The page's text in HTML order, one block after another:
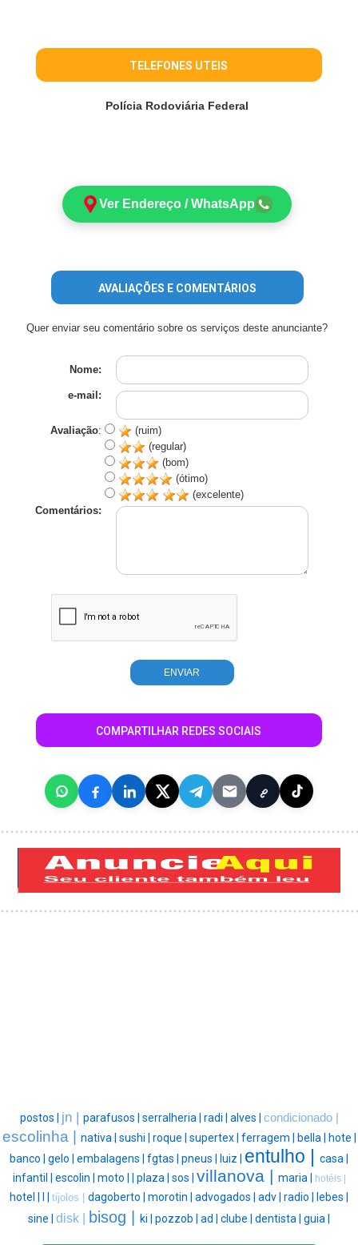
TELEFONES UTEIS
Polícia Rodoviária Federal
Ver Endereço / WhatsApp
AVALIAÇÕES E COMENTÁRIOS
Quer enviar seu comentário sobre os serviços deste anunciante?
Nome:
e-mail:
Avaliação:
(ruim)
(regular)
(bom)
(ótimo)
(excelente)
Comentários:
COMPARTILHAR REDES SOCIAIS
postos | jn | parafusos | serralheria | radi | alves | condicionado |
escolinha | nativa | sushi | roque | supertex | ferragem | bella |
hote |
banco | gelo | embalagens | fgtas | pneus | luiz | entulho |
casa |
infantil | escolin | moto | plaza | sos | villanova | maria | hotéis |
hotel | tijolos | dagoberto | morotin | advogados | adv | radio |
lebes |
sine | disk | bisog | ki | pozzob | ad | clube | dentista | guia |